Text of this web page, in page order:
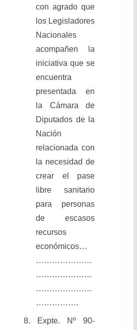
con agrado que
los Legisladores
Nacionales
acompañen la
iniciativa que se
encuentra
presentada en
la Cámara de
Diputados de la
Nación
relacionada con
la necesidad de
crear el pase
libre sanitario
para personas
de escasos
recursos
económicos…
…………………
…………………
…………………
…………….
8.
Expte. Nº 90-